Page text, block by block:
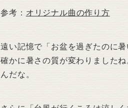
参考： オリジナル曲の作り方
遠い記憶で「お盆を過ぎたのに
確かに暑さの質が変わりました
んだな。